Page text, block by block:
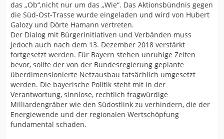
das „Ob“,nicht nur um das „Wie“. Das Aktionsbündnis gegen
die Süd-Ost-Trasse wurde eingeladen und wird von Hubert
Galozy und Dörte Hamann vertreten.
Der Dialog mit Bürgerinitiativen und Verbänden muss
jedoch auch nach dem 13. Dezember 2018 verstärkt
fortgesetzt werden. Für Bayern stehen unruhige Zeiten
bevor, sollte der von der Bundesregierung geplante
überdimensionierte Netzausbau tatsächlich umgesetzt
werden. Die bayerische Politik steht mit in der
Verantwortung, sinnlose, rechtlich fragwürdige
Milliardengräber wie den Südostlink zu verhindern, die der
Energiewende und der regionalen Wertschöpfung
fundamental schaden.